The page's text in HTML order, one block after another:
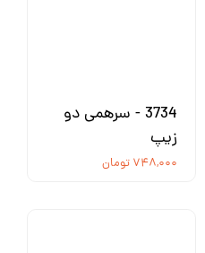
3734 - سرهمی دو
زیپ
۷۴۸,۰۰۰ تومان